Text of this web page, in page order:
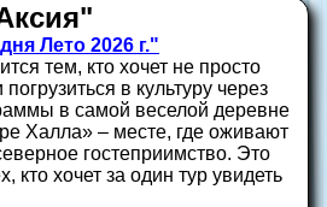
Лето 2026 г."
тем, кто хочет не просто
в культуру через
в самой веселой деревне
Халла» – месте, где оживают
гостеприимство. Это
кто хочет за один тур увидеть